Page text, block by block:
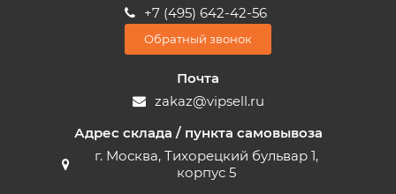
+7 (495) 642-42-56
Обратный звонок
Почта
zakaz@vipsell.ru
Адрес склада / пункта самовывоза
г. Москва, Тихорецкий бульвар 1,
корпус 5